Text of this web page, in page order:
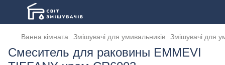
Ванна кімната Змішувачі для умивальників Змішувачі для
Смеситель для раковины EMMEVI